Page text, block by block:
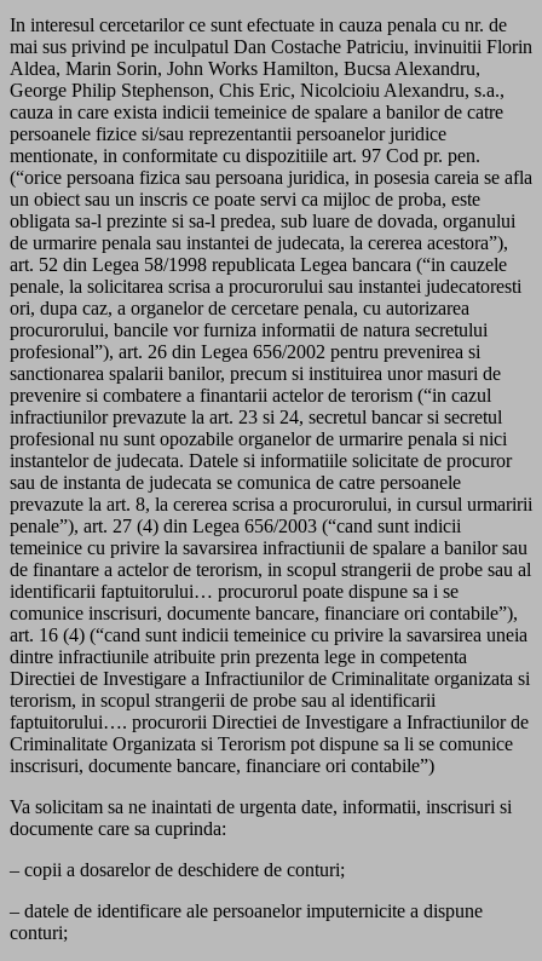
In interesul cercetarilor ce sunt efectuate in cauza penala cu nr. de
mai sus privind pe inculpatul Dan Costache Patriciu, invinuitii Florin
Aldea, Marin Sorin, John Works Hamilton, Bucsa Alexandru,
George Philip Stephenson, Chis Eric, Nicolcioiu Alexandru, s.a.,
cauza in care exista indicii temeinice de spalare a banilor de catre
persoanele fizice si/sau reprezentantii persoanelor juridice
mentionate, in conformitate cu dispozitiile art. 97 Cod pr. pen.
(“orice persoana fizica sau persoana juridica, in posesia careia se afla
un obiect sau un inscris ce poate servi ca mijloc de proba, este
obligata sa-l prezinte si sa-l predea, sub luare de dovada, organului
de urmarire penala sau instantei de judecata, la cererea acestora”),
art. 52 din Legea 58/1998 republicata Legea bancara (“in cauzele
penale, la solicitarea scrisa a procurorului sau instantei judecatoresti
ori, dupa caz, a organelor de cercetare penala, cu autorizarea
procurorului, bancile vor furniza informatii de natura secretului
profesional”), art. 26 din Legea 656/2002 pentru prevenirea si
sanctionarea spalarii banilor, precum si instituirea unor masuri de
prevenire si combatere a finantarii actelor de terorism (“in cazul
infractiunilor prevazute la art. 23 si 24, secretul bancar si secretul
profesional nu sunt opozabile organelor de urmarire penala si nici
instantelor de judecata. Datele si informatiile solicitate de procuror
sau de instanta de judecata se comunica de catre persoanele
prevazute la art. 8, la cererea scrisa a procurorului, in cursul urmaririi
penale”), art. 27 (4) din Legea 656/2003 (“cand sunt indicii
temeinice cu privire la savarsirea infractiunii de spalare a banilor sau
de finantare a actelor de terorism, in scopul strangerii de probe sau al
identificarii faptuitorului… procurorul poate dispune sa i se
comunice inscrisuri, documente bancare, financiare ori contabile”),
art. 16 (4) (“cand sunt indicii temeinice cu privire la savarsirea uneia
dintre infractiunile atribuite prin prezenta lege in competenta
Directiei de Investigare a Infractiunilor de Criminalitate organizata si
terorism, in scopul strangerii de probe sau al identificarii
faptuitorului…. procurorii Directiei de Investigare a Infractiunilor de
Criminalitate Organizata si Terorism pot dispune sa li se comunice
inscrisuri, documente bancare, financiare ori contabile”)
Va solicitam sa ne inaintati de urgenta date, informatii, inscrisuri si
documente care sa cuprinda:
– copii a dosarelor de deschidere de conturi;
– datele de identificare ale persoanelor imputernicite a dispune
conturi;